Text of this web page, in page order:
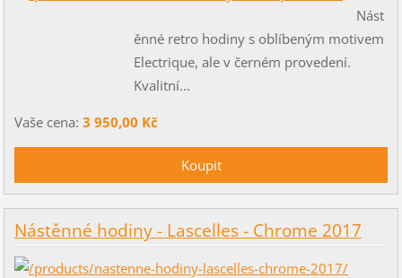
Nást
ěnné retro hodiny s oblíbeným motivem
Electrique, ale v černém provedení.
Kvalitní...
Vaše cena: 3 950,00 Kč
Nástěnné hodiny - Lascelles - Chrome 2017